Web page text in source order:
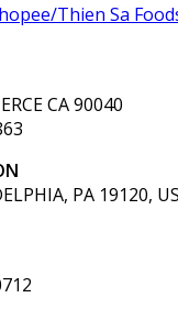
Thien Sa
CA 90040
PA 19120,